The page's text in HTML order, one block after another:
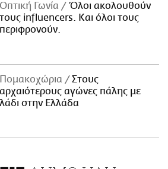
Οπτική Γωνία
Όλοι ακολουθούν
τους influencers. Και όλοι τους
περιφρονούν.
Πομακοχώρια
Στους
αρχαιότερους αγώνες πάλης με
λάδι στην Ελλάδα